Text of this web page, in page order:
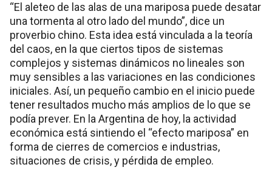
“El aleteo de las alas de una mariposa puede desatar
una tormenta al otro lado del mundo”, dice un
proverbio chino. Esta idea está vinculada a la teoría
del caos, en la que ciertos tipos de sistemas
complejos y sistemas dinámicos no lineales son
muy sensibles a las variaciones en las condiciones
iniciales. Así, un pequeño cambio en el inicio puede
tener resultados mucho más amplios de lo que se
podía prever. En la Argentina de hoy, la actividad
económica está sintiendo el “efecto mariposa” en
forma de cierres de comercios e industrias,
situaciones de crisis, y pérdida de empleo.